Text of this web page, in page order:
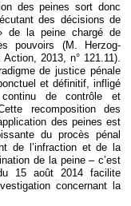
des peines sort donc
des décisions de
de la peine chargé de
pouvoirs (M. Herzog-
2013, n° 121.11).
de justice pénale
et définitif, infligé
continu de contrôle et
recomposition des
des peines est
du procès pénal
de l’infraction et de la
de la peine – c’est
15 août 2014 facilite
concernant la